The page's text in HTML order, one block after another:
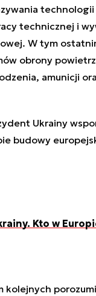
technicznej i
W tym
obrony
amunicji
Ukrainy
budowy
Kto w
kolejnych